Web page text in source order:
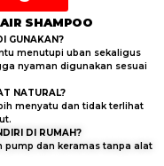
SHAMPOO
GUNAKAN?
menutupi uban sekaligus
nyaman digunakan sesuai
NATURAL?
menyatu dan tidak terlihat
DI RUMAH?
pump dan keramas tanpa alat